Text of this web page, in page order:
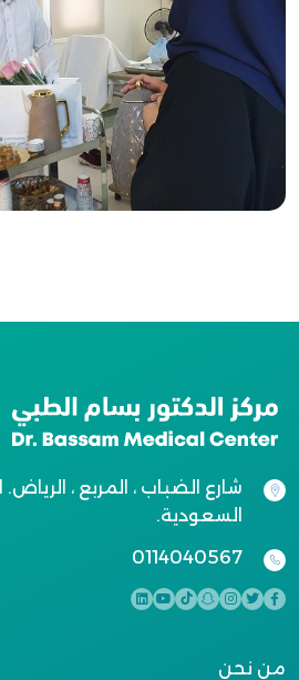
شارع الضباب ، المربع ،
السعودية.
0114040567
من نحن